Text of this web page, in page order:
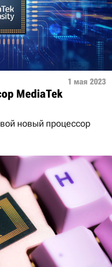
1 мая 2023
MediaTek
новый процессор